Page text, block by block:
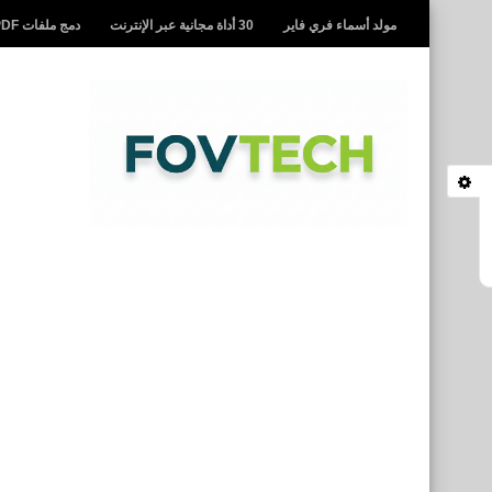
مولد أسماء فري فاير 30 أداة مجانية عبر الإنترنت دمج ملفات PDF